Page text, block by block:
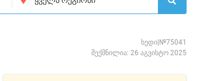
ხედი|№75041
შექმნილია: 26 აგვისტო 2025